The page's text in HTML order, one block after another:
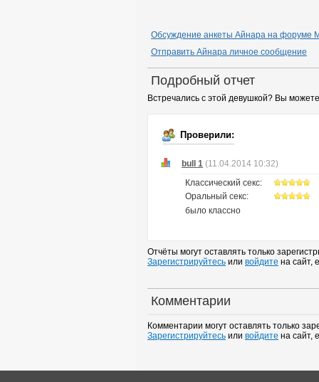
Обсуждение анкеты Айнара на форуме
Отправить Айнара личное сообщение
Подробный отчет
Встречались с этой девушкой? Вы
Проверили:
bull 1 (11.04.2014 10:32)
Классический секс:
Оральный секс:
было классно
Отчёты могут оставлять только
Зарегистрируйтесь или войдите на сайт,
Комментарии
Комментарии могут оставлять только
Зарегистрируйтесь или войдите на сайт,